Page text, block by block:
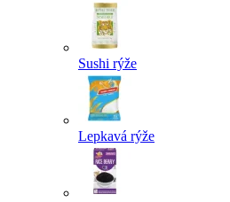
Sushi rýže
Lepkavá rýže